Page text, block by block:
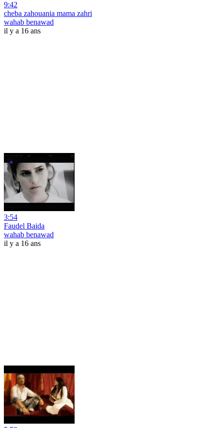
9:42
cheba zahouania mama zahri
wahab benawad
il y a 16 ans
3:54
Faudel Baida
wahab benawad
il y a 16 ans